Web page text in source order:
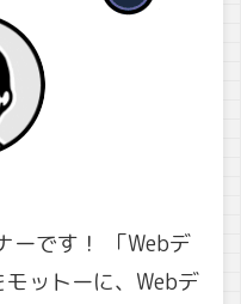
ーです！ 「Webデ
ットーに、Webデ